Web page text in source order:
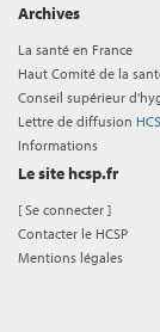
Archives
La santé en France
Haut Comité de la
Conseil supérieur
Lettre de diffusion
Informations
Le site hcsp.fr
[Se connecter ]
Contacter le HCSP
Mentions légales